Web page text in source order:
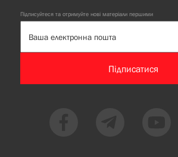
Підписуйтеся та отримуйте нові матеріали першими
Підписатися